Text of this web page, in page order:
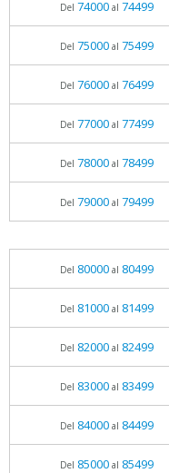
Del 74000al 74499
Del 75000al 75499
Del 76000al 76499
Del 77000al 77499
Del 78000al 78499
Del 79000al 79499
Del 80000al 80499
Del 81000al 81499
Del 82000al 82499
Del 83000al 83499
Del 84000al 84499
Del 85000al 85499